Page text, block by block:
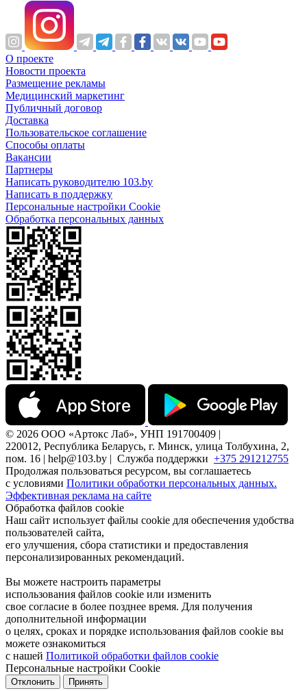
О проекте
Новости проекта
Размещение рекламы
Медицинский маркетинг
Публичный договор
Доставка
Пользовательское соглашение
Способы оплаты
Вакансии
Партнеры
Написать руководителю 103.by
Написать в поддержку
Персональные настройки Cookie
Обработка персональных данных
© 2026 ООО «Артокс Лаб», УНП 191700409 |
220012, Республика Беларусь, г. Минск, улица Толбухина, 2,
пом. 16 | help@103.by | Служба поддержки +375 291212755
Продолжая пользоваться ресурсом, вы соглашаетесь
с условиями Политики обработки персональных данных.
Эффективная реклама на сайте
Обработка файлов cookie
Наш сайт использует файлы cookie для обеспечения удобства
пользователей сайта,
его улучшения, сбора статистики и предоставления
персонализированных рекомендаций.
Вы можете настроить параметры
использования файлов cookie или изменить
свое согласие в более позднее время. Для получения
дополнительной информации
о целях, сроках и порядке использования файлов cookie вы
можете ознакомиться
с нашей Политикой обработки файлов cookie
Персональные настройки Cookie
Отклонить Принять